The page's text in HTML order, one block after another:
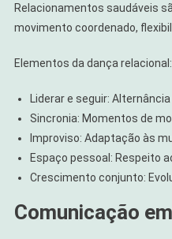
Relacionamentos saudáveis
movimento coordenado,
Elementos da dança relacional:
Liderar e seguir:
Sincronia: Momentos de
Improviso: Adaptação às
Espaço pessoal: Respeito
Crescimento conjunto:
Comunicação